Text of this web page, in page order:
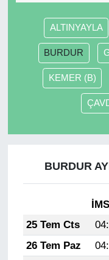
ALTINYAYLA
BURDUR
KEMER (B)
BURDUR
25 Tem Cts
26 Tem Paz